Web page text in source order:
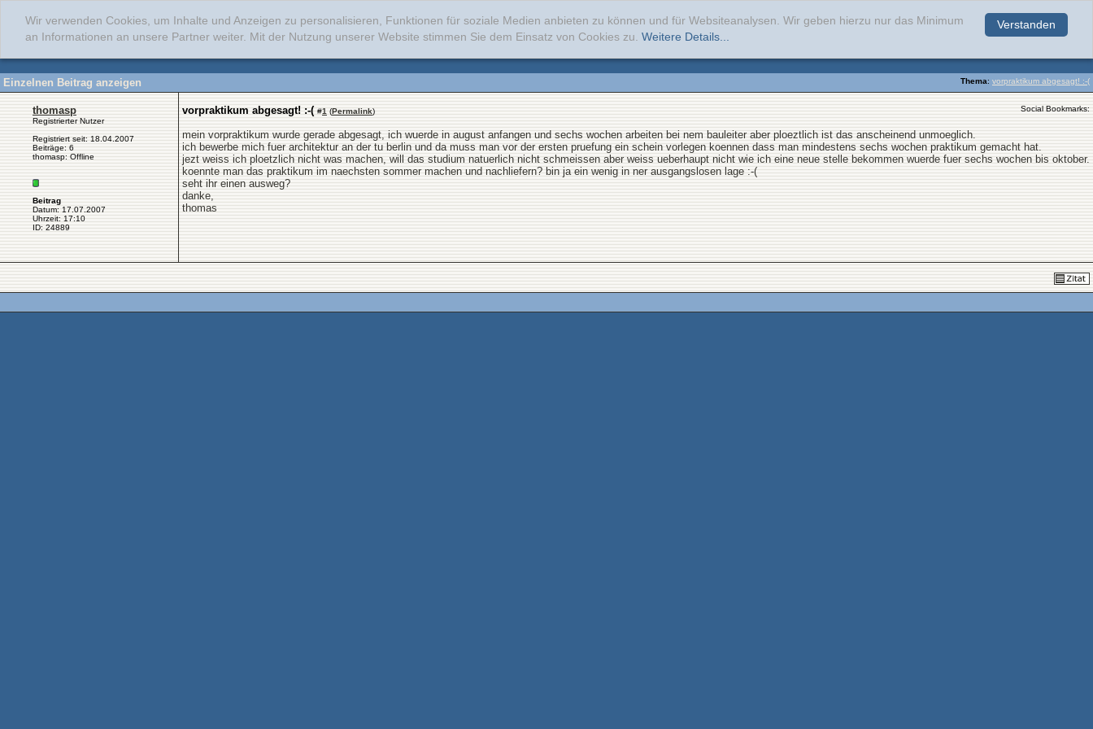
Verstanden
Wir verwenden Cookies, um Inhalte und Anzeigen zu personalisieren, Funktionen für soziale Medien anbieten zu können und für Websiteanalysen. Wir geben hierzu nur das Minimum
an Informationen an unsere Partner weiter. Mit der Nutzung unserer Website stimmen Sie dem Einsatz von Cookies zu. Weitere Details...
Thema: vorpraktikum abgesagt! :-(
Einzelnen Beitrag anzeigen
thomasp
Registrierter Nutzer
Registriert seit: 18.04.2007
Beiträge: 6
thomasp: Offline
Beitrag
Datum: 17.07.2007
Uhrzeit: 17:10
ID: 24889
vorpraktikum abgesagt! :-( #1 (Permalink) Social Bookmarks:
mein vorpraktikum wurde gerade abgesagt, ich wuerde in august anfangen und sechs wochen arbeiten bei nem bauleiter aber ploeztlich ist das anscheinend unmoeglich.
ich bewerbe mich fuer architektur an der tu berlin und da muss man vor der ersten pruefung ein schein vorlegen koennen dass man mindestens sechs wochen praktikum gemacht hat.
jezt weiss ich ploetzlich nicht was machen, will das studium natuerlich nicht schmeissen aber weiss ueberhaupt nicht wie ich eine neue stelle bekommen wuerde fuer sechs wochen bis oktober.
koennte man das praktikum im naechsten sommer machen und nachliefern? bin ja ein wenig in ner ausgangslosen lage :-(
seht ihr einen ausweg?
danke,
thomas